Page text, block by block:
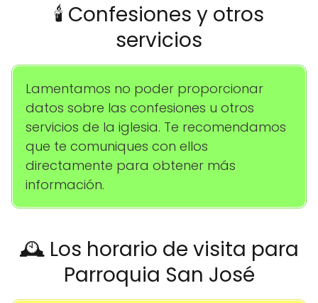
🕯️ Confesiones y otros
servicios
Lamentamos no poder proporcionar
datos sobre las confesiones u otros
servicios de la iglesia. Te recomendamos
que te comuniques con ellos
directamente para obtener más
información.
🕰️ Los horario de visita para
Parroquia San José